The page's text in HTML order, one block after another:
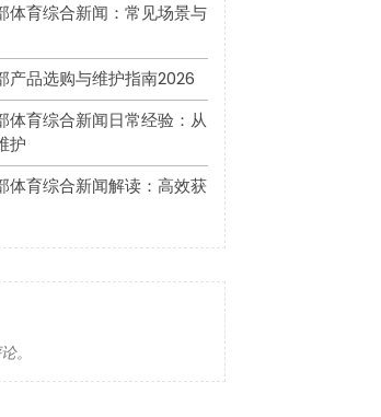
体育综合新闻：常见场景与
产品选购与维护指南2026
体育综合新闻日常经验：从
护
体育综合新闻解读：高效获
。